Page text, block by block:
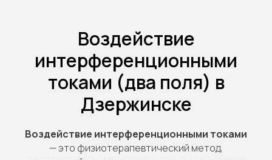
Воздействие
интерференционными
токами (два поля) в
Дзержинске
Воздействие интерференционными токами
— это физиотерапевтический метод,